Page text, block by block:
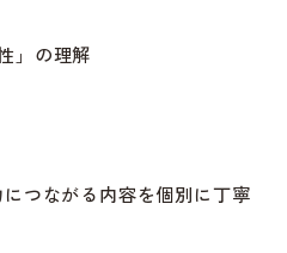
」の理解
つながる内容を個別に丁寧